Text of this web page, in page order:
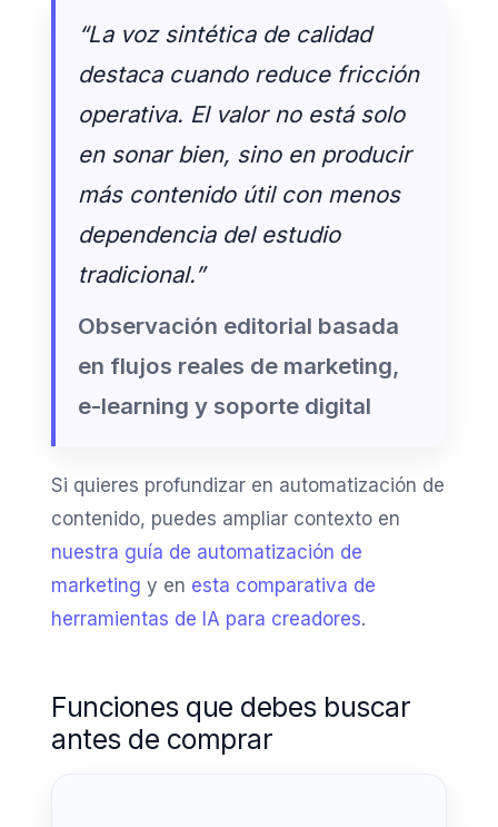
“La voz sintética de calidad
destaca cuando reduce fricción
operativa. El valor no está solo
en sonar bien, sino en producir
más contenido útil con menos
dependencia del estudio
tradicional.”
Observación editorial basada
en flujos reales de marketing,
e-learning y soporte digital
Si quieres profundizar en automatización de
contenido, puedes ampliar contexto en
nuestra guía de automatización de
marketing y en esta comparativa de
herramientas de IA para creadores.
Funciones que debes buscar
antes de comprar